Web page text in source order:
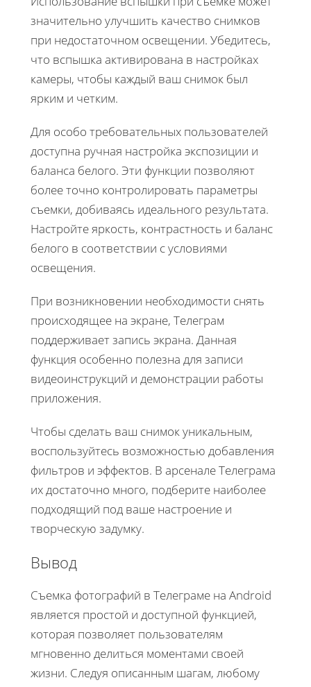
значительно улучшить качество снимков
при недостаточном освещении. Убедитесь,
что вспышка активирована в настройках
камеры, чтобы каждый ваш снимок был
ярким и четким.
Для особо требовательных пользователей
доступна ручная настройка экспозиции и
баланса белого. Эти функции позволяют
более точно контролировать параметры
съемки, добиваясь идеального результата.
Настройте яркость, контрастность и баланс
белого в соответствии с условиями
освещения.
При возникновении необходимости снять
происходящее на экране, Телеграм
поддерживает запись экрана. Данная
функция особенно полезна для записи
видеоинструкций и демонстрации работы
приложения.
Чтобы сделать ваш снимок уникальным,
воспользуйтесь возможностью добавления
фильтров и эффектов. В арсенале Телеграма
их достаточно много, подберите наиболее
подходящий под ваше настроение и
творческую задумку.
Вывод
Съемка фотографий в Телеграме на Android
является простой и доступной функцией,
которая позволяет пользователям
мгновенно делиться моментами своей
жизни. Следуя описанным шагам, любому